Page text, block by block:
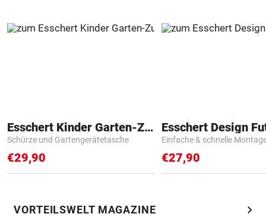
Esschert Kinder Garten-Zubehör
Schürze und Gartengerätetasche
€29,90
Einfache & schnelle
€27,90
VORTEILSWELT MAGAZINE chevron_right